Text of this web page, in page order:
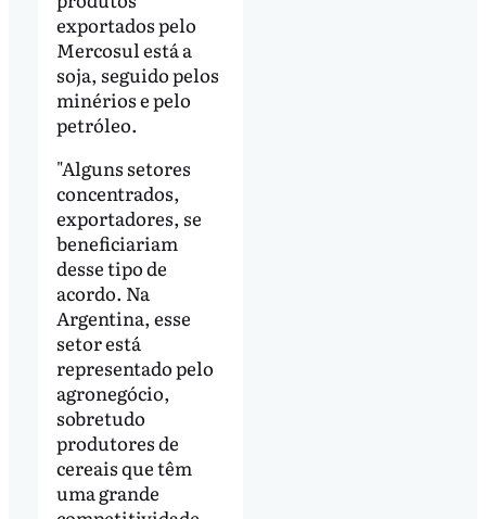
exportados pelo
Mercosul está a
soja, seguido pelos
minérios e pelo
petróleo.
"Alguns setores
concentrados,
exportadores, se
beneficiariam
desse tipo de
acordo. Na
Argentina, esse
setor está
representado pelo
agronegócio,
sobretudo
produtores de
cereais que têm
uma grande